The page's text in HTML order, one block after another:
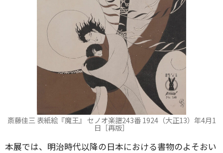
斎藤佳三 表紙絵『魔王』 セノオ楽譜243番 1924（大正13）年4月1
日［再版］
本展では、明治時代以降の日本における書物のよそおい